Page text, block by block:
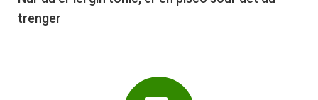
trenger